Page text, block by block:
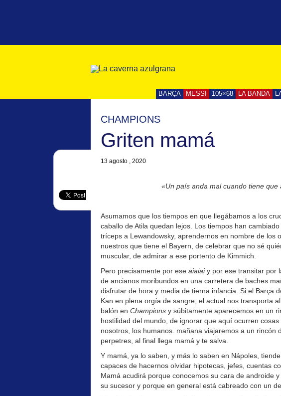
BARÇA MESSI 105×68 LA BANDA
CHAMPIONS
Griten mamá
13 agosto , 2020
«Un país anda mal cuando tiene que
Asumamos que los tiempos en que llegábamos a los
caballo de Atila quedan lejos. Los tiempos han
tríceps a Lewandowsky, aprendernos en nombre de los
nuestros que tiene el Bayern, de celebrar que no sé
muscular, de admirar a ese portento de Kimmich.
Pero precisamente por ese aiaiaiy por ese transitar por
de ancianos moribundos en una carretera de baches
disfrutar de hora y media de tierna infancia. Si el Barça
Kan en plena orgía de sangre, el actual nos transporta
balón en Champions y súbitamente aparecemos en un
hostilidad del mundo, de ignorar que aquí ocurren
nosotros, los humanos. mañana viajaremos a un rincón
perpetres, al final llega mamá y te salva.
Y mamá, ya lo saben, y más lo saben en Nápoles,
capaces de hacernos olvidar hipotecas, jefes, cuentas
Mamá acudirá porque conocemos su cara de androide
su sucesor y porque en general está cabreado con un